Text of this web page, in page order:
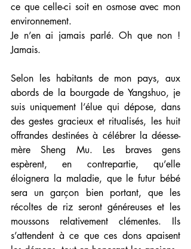
ce que celle-ci soit en osmose avec mon
environnement.
Je n’en ai jamais parlé. Oh que non !
Jamais.
Selon les habitants de mon pays, aux
abords de la bourgade de Yangshuo, je
suis uniquement l’élue qui dépose, dans
des gestes gracieux et ritualisés, les huit
offrandes destinées à célébrer la déesse-
mère Sheng Mu. Les braves gens
espèrent, en contrepartie, qu’elle
éloignera la maladie, que le futur bébé
sera un garçon bien portant, que les
récoltes de riz seront généreuses et les
moussons relativement clémentes. Ils
s’attendent à ce que ces dons apaisent